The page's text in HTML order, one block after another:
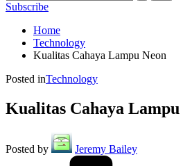
Subscribe
Home
Technology
Kualitas Cahaya Lampu Neon
Posted inTechnology
Kualitas Cahaya Lampu
Posted by Jeremy Bailey